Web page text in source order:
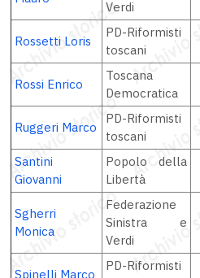
Verdi
Rossetti Loris
PD-Riformisti
toscani
Rossi Enrico
Toscana
Democratica
Ruggeri Marco
PD-Riformisti
toscani
Santini
Giovanni
Popolo della
Libertà
Sgherri
Monica
Federazione
Sinistra e
Verdi
Spinelli Marco
PD-Riformisti